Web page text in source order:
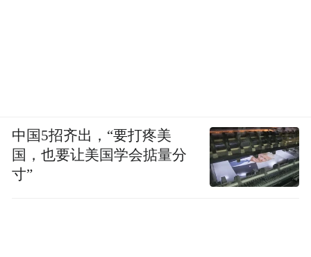
中国5招齐出，“要打疼美
国，也要让美国学会掂量分
寸”